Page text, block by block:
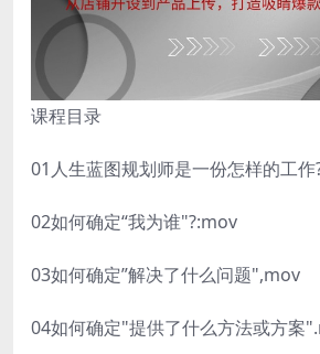
课程目录
01人生蓝图规划师是一份怎样的工
02如何确定“我为谁"?:mov
03如何确定”解决了什么问题",mov
04如何确定"提供了什么方法或方案